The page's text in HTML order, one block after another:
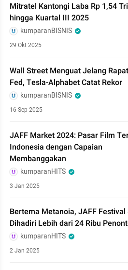
Mitratel Kantongi Laba Rp 1,54
hingga Kuartal III 2025
kumparanBISNIS
29 Okt 2025
Wall Street Menguat Jelang
Fed, Tesla-Alphabet Catat Rekor
kumparanBISNIS
16 Sep 2025
JAFF Market 2024: Pasar Film
Indonesia dengan Capaian
Membanggakan
kumparanHITS
3 Jan 2025
Bertema Metanoia, JAFF Festival
Dihadiri Lebih dari 24 Ribu
kumparanHITS
2 Jan 2025